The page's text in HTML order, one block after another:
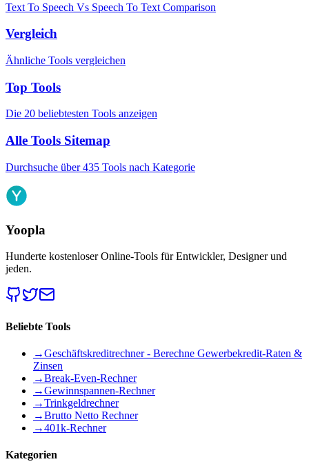
Text To Speech Vs Speech To Text Comparison
Vergleich
Ähnliche Tools vergleichen
Top Tools
Die 20 beliebtesten Tools anzeigen
Alle Tools Sitemap
Durchsuche über 435 Tools nach Kategorie
Yoopla
Hunderte kostenloser Online-Tools für Entwickler, Designer und
jeden.
Beliebte Tools
→Geschäftskreditrechner - Berechne Gewerbekredit-Raten &
Zinsen
→Break-Even-Rechner
→Gewinnspannen-Rechner
→Trinkgeldrechner
→Brutto Netto Rechner
→401k-Rechner
Kategorien